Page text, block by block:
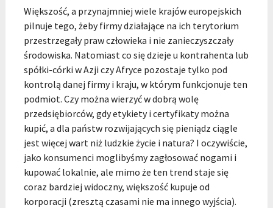
Większość, a przynajmniej wiele krajów europejskich
pilnuje tego, żeby firmy działające na ich terytorium
przestrzegały praw człowieka i nie zanieczyszczały
środowiska. Natomiast co się dzieje u kontrahenta lub
spółki-córki w Azji czy Afryce pozostaje tylko pod
kontrolą danej firmy i kraju, w którym funkcjonuje ten
podmiot. Czy można wierzyć w dobrą wolę
przedsiębiorców, gdy etykiety i certyfikaty można
kupić, a dla państw rozwijających się pieniądz ciągle
jest więcej wart niż ludzkie życie i natura? I oczywiście,
jako konsumenci moglibyśmy zagłosować nogami i
kupować lokalnie, ale mimo że ten trend staje się
coraz bardziej widoczny, większość kupuje od
korporacji (zresztą czasami nie ma innego wyjścia).